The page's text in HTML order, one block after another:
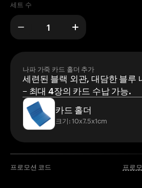
세트 수
나파 가죽 카드 홀더 추가
세련된 블랙 외관, 대담한 블루
– 최대 4장의 카드 수납 가능.
카드 홀더
크기: 10x7.5x1cm
프로모션 코드 프로